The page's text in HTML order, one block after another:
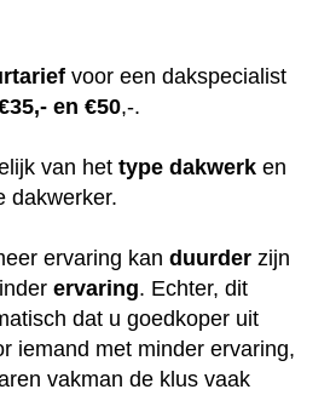
voor een dakspecialist
en €50,-.
van het type dakwerk en
dakwerker.
ervaring kan duurder zijn
ervaring. Echter, dit
dat u goedkoper uit
iemand met minder ervaring,
vakman de klus vaak